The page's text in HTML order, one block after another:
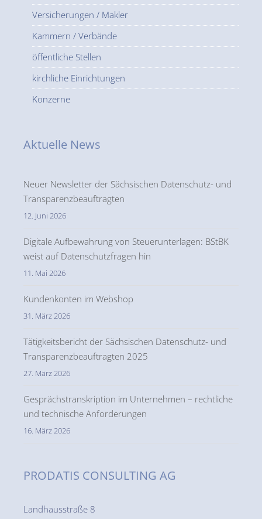
Versicherungen / Makler
Kammern / Verbände
öffentliche Stellen
kirchliche Einrichtungen
Konzerne
Aktuelle News
Neuer Newsletter der Sächsischen Datenschutz- und
Transparenzbeauftragten
12. Juni 2026
Digitale Aufbewahrung von Steuerunterlagen: BStBK
weist auf Datenschutzfragen hin
11. Mai 2026
Kundenkonten im Webshop
31. März 2026
Tätigkeitsbericht der Sächsischen Datenschutz- und
Transparenzbeauftragten 2025
27. März 2026
Gesprächstranskription im Unternehmen – rechtliche
und technische Anforderungen
16. März 2026
PRODATIS CONSULTING AG
Landhausstraße 8